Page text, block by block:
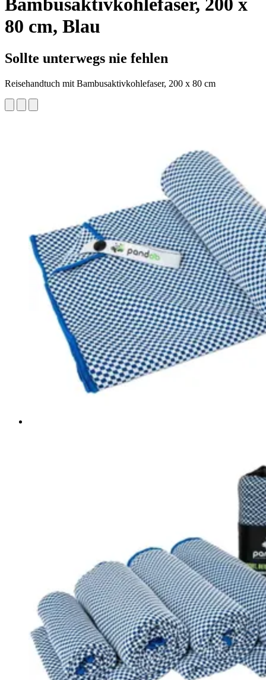
Bambusaktivkohlefaser, 200 x
80 cm, Blau
Sollte unterwegs nie fehlen
Reisehandtuch mit Bambusaktivkohlefaser, 200 x 80 cm